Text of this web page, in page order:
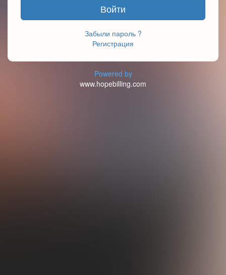
Войти
Забыли пароль ?
Регистрация
Powered by
www.hopebilling.com